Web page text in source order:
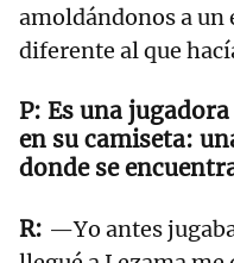
amoldándonos a un
diferente al que
Es una jugadora
en su camiseta:
donde se
—Yo antes